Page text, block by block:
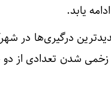
یابد.
درگیری‌ها در
زخمی شدن تعدادی از